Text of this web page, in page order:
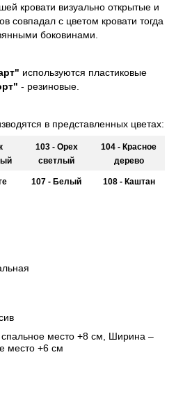
кровати визуально открытые и
совпадал с цветом кровати тогда
боковинами.
используются пластиковые
- резиновые.
в представленных цветах:
103 - Орех
светлый
104 - Красное
дерево
107 - Белый 108 - Каштан
место +8 см, Ширина –
место +6 см